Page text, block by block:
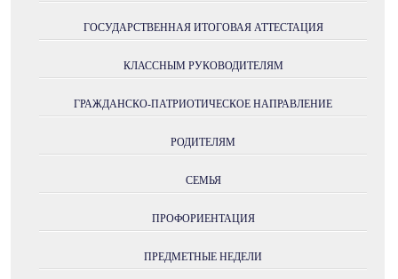
ГОСУДАРСТВЕННАЯ ИТОГОВАЯ АТТЕСТАЦИЯ
КЛАССНЫМ РУКОВОДИТЕЛЯМ
ГРАЖДАНСКО-ПАТРИОТИЧЕСКОЕ НАПРАВЛЕНИЕ
РОДИТЕЛЯМ
СЕМЬЯ
ПРОФОРИЕНТАЦИЯ
ПРЕДМЕТНЫЕ НЕДЕЛИ